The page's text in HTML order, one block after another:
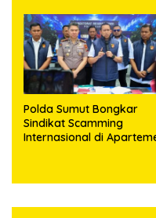
Masa Depan!
Polda Sumut Bongkar
Sindikat Scamming
Internasional di